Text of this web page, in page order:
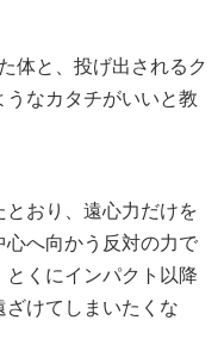
体と、投げ出されるク
なカタチがいいと教
おり、遠心力だけを
へ向かう反対の力で
くにインパクト以降
けてしまいたくな